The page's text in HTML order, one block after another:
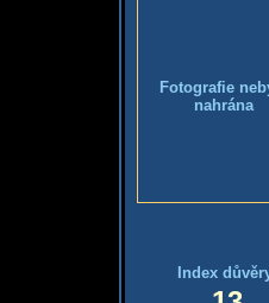
Fotografie
nahrána
Index